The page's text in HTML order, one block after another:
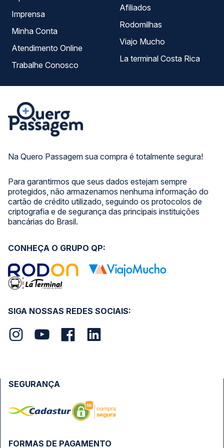
Na Quero Passagem sua compra é totalmente segura!
Para garantirmos que seus dados estejam sempre
protegidos, não armazenamos nenhuma informação do
cartão de crédito utilizado, seguindo os protocolos de
criptografia e de segurança das principais instituições
bancárias do Brasil.
Imprensa
Minha Conta
Atendimento Online
Trabalhe Conosco
Afiliados
Rodomilhas
Viajo Mucho
La terminal Costa Rica
SIGA NOSSAS REDES SOCIAIS:
CONHEÇA O GRUPO QP:
FORMAS DE PAGAMENTO
SEGURANÇA